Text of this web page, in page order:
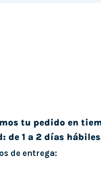
tu pedido en
de 1 a 2 días
de entrega: